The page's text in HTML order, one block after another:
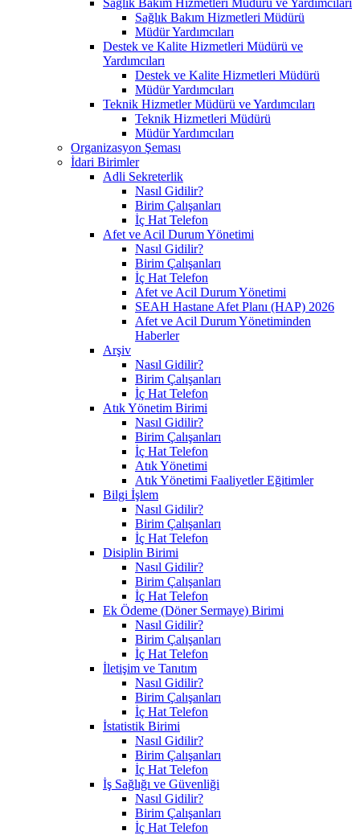
Sağlık Bakım Hizmetleri Müdürü
Müdür Yardımcıları
Destek ve Kalite Hizmetleri Müdürü ve
Yardımcıları
Destek ve Kalite Hizmetleri Müdürü
Müdür Yardımcıları
Teknik Hizmetler Müdürü ve Yardımcıları
Teknik Hizmetleri Müdürü
Müdür Yardımcıları
Organizasyon Şeması
İdari Birimler
Adli Sekreterlik
Nasıl Gidilir?
Birim Çalışanları
İç Hat Telefon
Afet ve Acil Durum Yönetimi
Nasıl Gidilir?
Birim Çalışanları
İç Hat Telefon
Afet ve Acil Durum Yönetimi
SEAH Hastane Afet Planı (HAP) 2026
Afet ve Acil Durum Yönetiminden
Haberler
Arşiv
Nasıl Gidilir?
Birim Çalışanları
İç Hat Telefon
Atık Yönetim Birimi
Nasıl Gidilir?
Birim Çalışanları
İç Hat Telefon
Atık Yönetimi
Atık Yönetimi Faaliyetler Eğitimler
Bilgi İşlem
Nasıl Gidilir?
Birim Çalışanları
İç Hat Telefon
Disiplin Birimi
Nasıl Gidilir?
Birim Çalışanları
İç Hat Telefon
Ek Ödeme (Döner Sermaye) Birimi
Nasıl Gidilir?
Birim Çalışanları
İç Hat Telefon
İletişim ve Tanıtım
Nasıl Gidilir?
Birim Çalışanları
İç Hat Telefon
İstatistik Birimi
Nasıl Gidilir?
Birim Çalışanları
İç Hat Telefon
İş Sağlığı ve Güvenliği
Nasıl Gidilir?
Birim Çalışanları
İç Hat Telefon